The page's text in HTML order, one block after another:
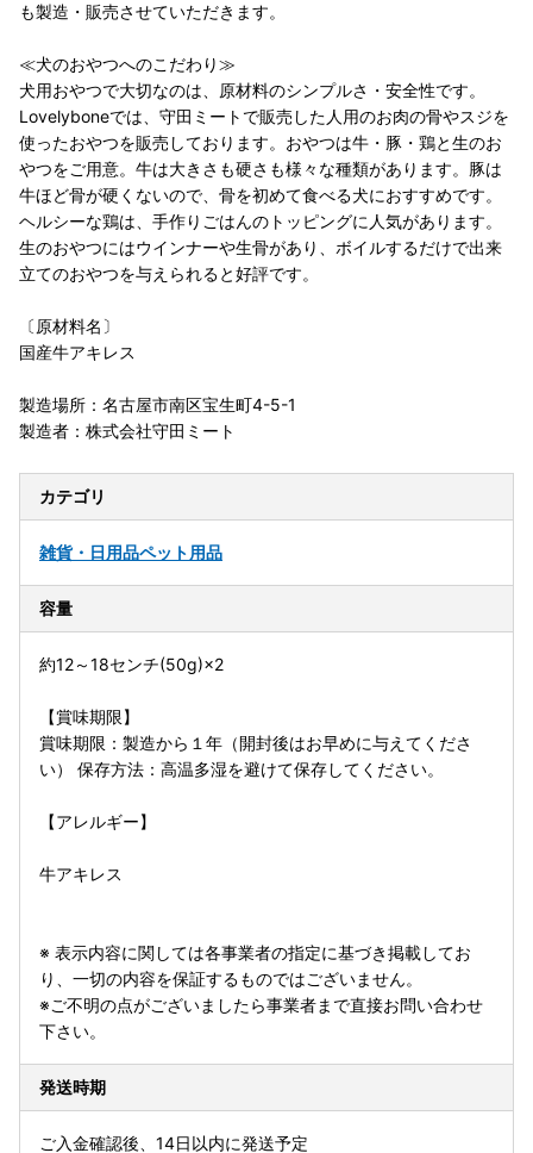
も製造・販売させていただきます。
≪犬のおやつへのこだわり≫
犬用おやつで大切なのは、原材料のシンプルさ・安全性です。
Lovelyboneでは、守田ミートで販売した人用のお肉の骨やスジを
使ったおやつを販売しております。おやつは牛・豚・鶏と生のお
やつをご用意。牛は大きさも硬さも様々な種類があります。豚は
牛ほど骨が硬くないので、骨を初めて食べる犬におすすめです。
ヘルシーな鶏は、手作りごはんのトッピングに人気があります。
生のおやつにはウインナーや生骨があり、ボイルするだけで出来
立てのおやつを与えられると好評です。
〔原材料名〕
国産牛アキレス
製造場所：名古屋市南区宝生町4-5-1
製造者：株式会社守田ミート
カテゴリ
雑貨・日用品ペット用品
容量
約12～18センチ(50g)×2
【賞味期限】
賞味期限：製造から１年（開封後はお早めに与えてくださ
い） 保存方法：高温多湿を避けて保存してください。
【アレルギー】
牛アキレス
※ 表示内容に関しては各事業者の指定に基づき掲載してお
り、一切の内容を保証するものではございません。
※ご不明の点がございましたら事業者まで直接お問い合わせ
下さい。
発送時期
ご入金確認後、14日以内に発送予定